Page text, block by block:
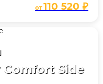
от110 520 ₽
Side